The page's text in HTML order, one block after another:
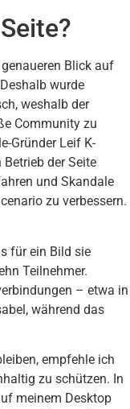
Blick auf
wurde
weshalb der
Community zu
Gründer Leif K-
der Seite
und Skandale
zu verbessern.
für ein Bild sie
Teilnehmer.
– etwa in
während das
empfehle ich
zu schützen. In
meinem Desktop